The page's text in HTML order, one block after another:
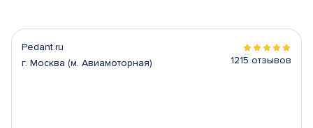
Pedant.ru
г. Москва (м. Авиамоторная)
1215 отзывов